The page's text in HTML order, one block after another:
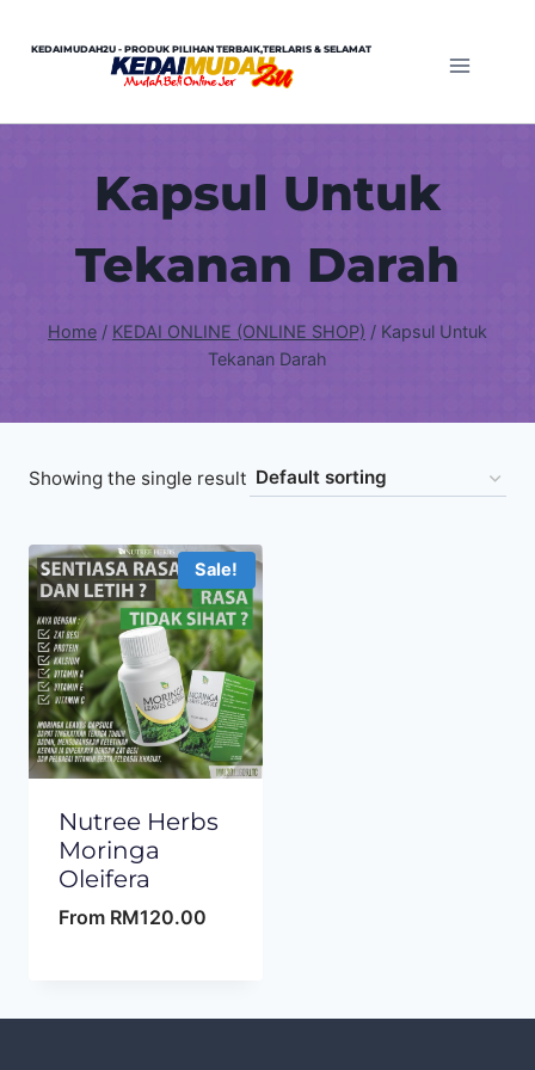
KEDAIMUDAH2U - PRODUK PILIHAN TERBAIK,TERLARIS & SELAMAT
Kapsul Untuk
Tekanan Darah
Home / KEDAI ONLINE (ONLINE SHOP) / Kapsul Untuk
Tekanan Darah
Showing the single result
Sale!
Nutree Herbs
Moringa
Oleifera
From RM120.00